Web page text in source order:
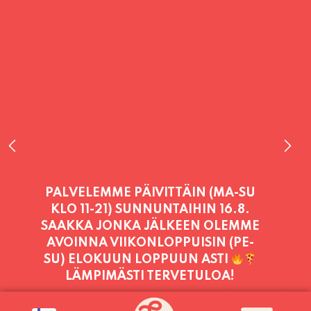
PALVELEMME PÄIVITTÄIN (MA-SU
KLO 11-21) SUNNUNTAIHIN 16.8.
SAAKKA JONKA JÄLKEEN OLEMME
AVOINNA VIIKONLOPPUISIN (PE-
SU) ELOKUUN LOPPUUN ASTI
LÄMPIMÄSTI TERVETULOA!
PALVELEMME TÄNÄÄN: